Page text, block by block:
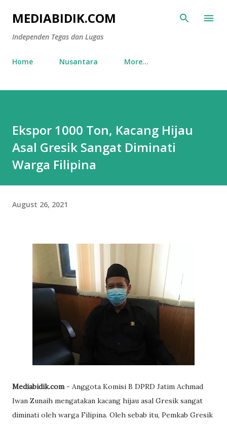
Skip to main content
MEDIABIDIK.COM
Independen Tegas dan Lugas
Home Nusantara More…
Ekspor 1000 Ton, Kacang Hijau
Asal Gresik Sangat Diminati
Warga Filipina
August 26, 2021
Mediabidik.com- Anggota Komisi B DPRD Jatim Achmad
Iwan Zunaih mengatakan kacang hijau asal Gresik sangat
diminati oleh warga Filipina. Oleh sebab itu, Pemkab Gresik